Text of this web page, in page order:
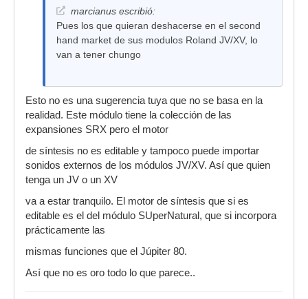
marcianus escribió:
Pues los que quieran deshacerse en el second
hand market de sus modulos Roland JV/XV, lo
van a tener chungo
Esto no es una sugerencia tuya que no se basa en la
realidad. Este módulo tiene la colección de las
expansiones SRX pero el motor
de síntesis no es editable y tampoco puede importar
sonidos externos de los módulos JV/XV. Así que quien
tenga un JV o un XV
va a estar tranquilo. El motor de síntesis que si es
editable es el del módulo SUperNatural, que si incorpora
prácticamente las
mismas funciones que el Júpiter 80.
Así que no es oro todo lo que parece..